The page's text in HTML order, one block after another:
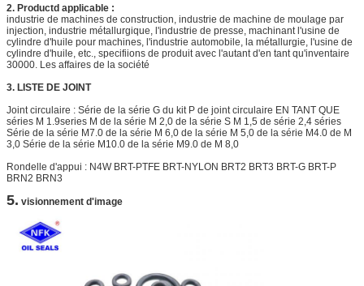
2. Productd applicable :
industrie de machines de construction, industrie de machine de moulage par
injection, industrie métallurgique, l'industrie de presse, machinant l'usine de
cylindre d'huile pour machines, l'industrie automobile, la métallurgie, l'usine de
cylindre d'huile, etc., specifiions de produit avec l'autant d'en tant qu'inventaire
30000. Les affaires de la société
3. LISTE DE JOINT
Joint circulaire : Série de la série G du kit P de joint circulaire EN TANT QUE
séries M 1.9series M de la série M 2,0 de la série S M 1,5 de série 2,4 séries
Série de la série M7.0 de la série M 6,0 de la série M 5,0 de la série M4.0 de M
3,0 Série de la série M10.0 de la série M9.0 de M 8,0
Rondelle d'appui : N4W BRT-PTFE BRT-NYLON BRT2 BRT3 BRT-G BRT-P
BRN2 BRN3
5. visionnement d'image